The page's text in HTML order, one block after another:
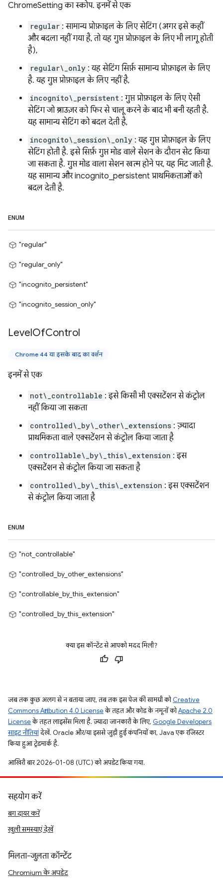
ChromeSetting का स्कोप. इनमें से एक
regular : सामान्य प्रोफ़ाइल के लिए सेटिंग (अगर इसे कहीं
और बदला नहीं गया है, तो यह गुप्त प्रोफ़ाइल के लिए भी लागू होती
है),
regular\_only : यह सेटिंग सिर्फ़ सामान्य प्रोफ़ाइल के लिए
है. यह गुप्त प्रोफ़ाइल के लिए नहीं है,
incognito\_persistent : गुप्त प्रोफ़ाइल के लिए ऐसी
सेटिंग जो ब्राउज़र को फिर से चालू करने के बाद भी बनी रहती है.
यह सामान्य सेटिंग को बदल देती है,
incognito\_session\_only : यह गुप्त प्रोफ़ाइल के लिए
सेटिंग होती है. इसे सिर्फ़ गुप्त मोड वाले सेशन के दौरान सेट किया
जा सकता है. गुप्त मोड वाला सेशन खत्म होने पर, यह मिट जाती है.
यह सामान्य और incognito_persistent प्राथमिकताओं को
बदल देती है.
ENUM
"regular"
"regular_only"
"incognito_persistent"
"incognito_session_only"
LevelOfControl
Chrome 44 या इसके बाद का वर्शन
इनमें से एक
not\_controllable : इसे किसी भी एक्सटेंशन से कंट्रोल
नहीं किया जा सकता
controlled\_by\_other\_extensions : ज़्यादा
प्राथमिकता वाले एक्सटेंशन से कंट्रोल किया जाता है
controllable\_by\_this\_extension : इस
एक्सटेंशन से कंट्रोल किया जा सकता है
controlled\_by\_this\_extension : इस एक्सटेंशन
से कंट्रोल किया जाता है
ENUM
"not_controllable"
"controlled_by_other_extensions"
"controllable_by_this_extension"
"controlled_by_this_extension"
क्या इस कॉन्टेंट से आपको मदद मिली?
जब तक कुछ अलग से न बताया जाए, तब तक इस पेज की सामग्री कोCreative
Commons Attribution 4.0 Licenseके तहत और कोड के नमूनों कोApache 2.0
Licenseके तहत लाइसेंस मिला है. ज़्यादा जानकारी के लिए, Google Developers
साइट नीतियांदेखें. Oracle और/या इससे जुड़ी हुई कंपनियों का, Java एक रजिस्टर
किया हुआ ट्रेडमार्क है.
आखिरी बार 2026-01-08 (UTC) को अपडेट किया गया.
सहयोग करें
बग दायर करें
खुली समस्याएं देखें
मिलता-जुलता कॉन्टेंट
Chromium के अपडेट